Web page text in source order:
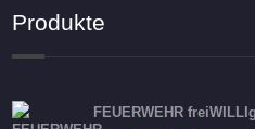
Produkte
FEUERWEHR